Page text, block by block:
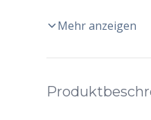
Mehr anzeigen